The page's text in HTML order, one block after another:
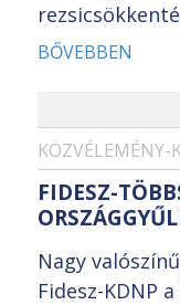
BŐVEBBEN
KÖZVÉLEMÉNY-
FIDESZ-
Nagy
Fidesz-KDNP